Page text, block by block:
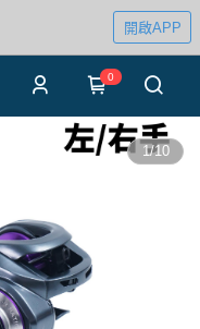
開啟APP
0
1/10